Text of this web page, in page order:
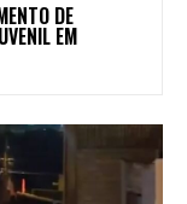
DE
EM